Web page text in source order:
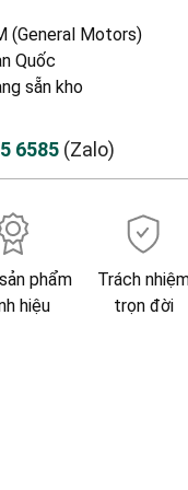
(General Motors)
Quốc
sẵn kho
6585 (Zalo)
phẩm
hiệu
Trách
trọn đời